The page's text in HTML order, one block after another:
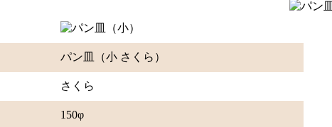
パン皿（小 さくら）
さくら
150φ